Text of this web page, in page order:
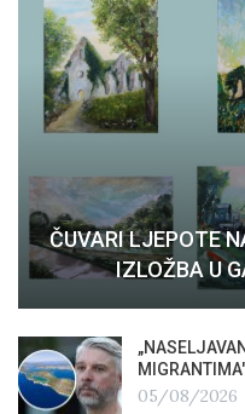
ČUVARI LJEPOTE
IZLOŽBA U
05/08/2026